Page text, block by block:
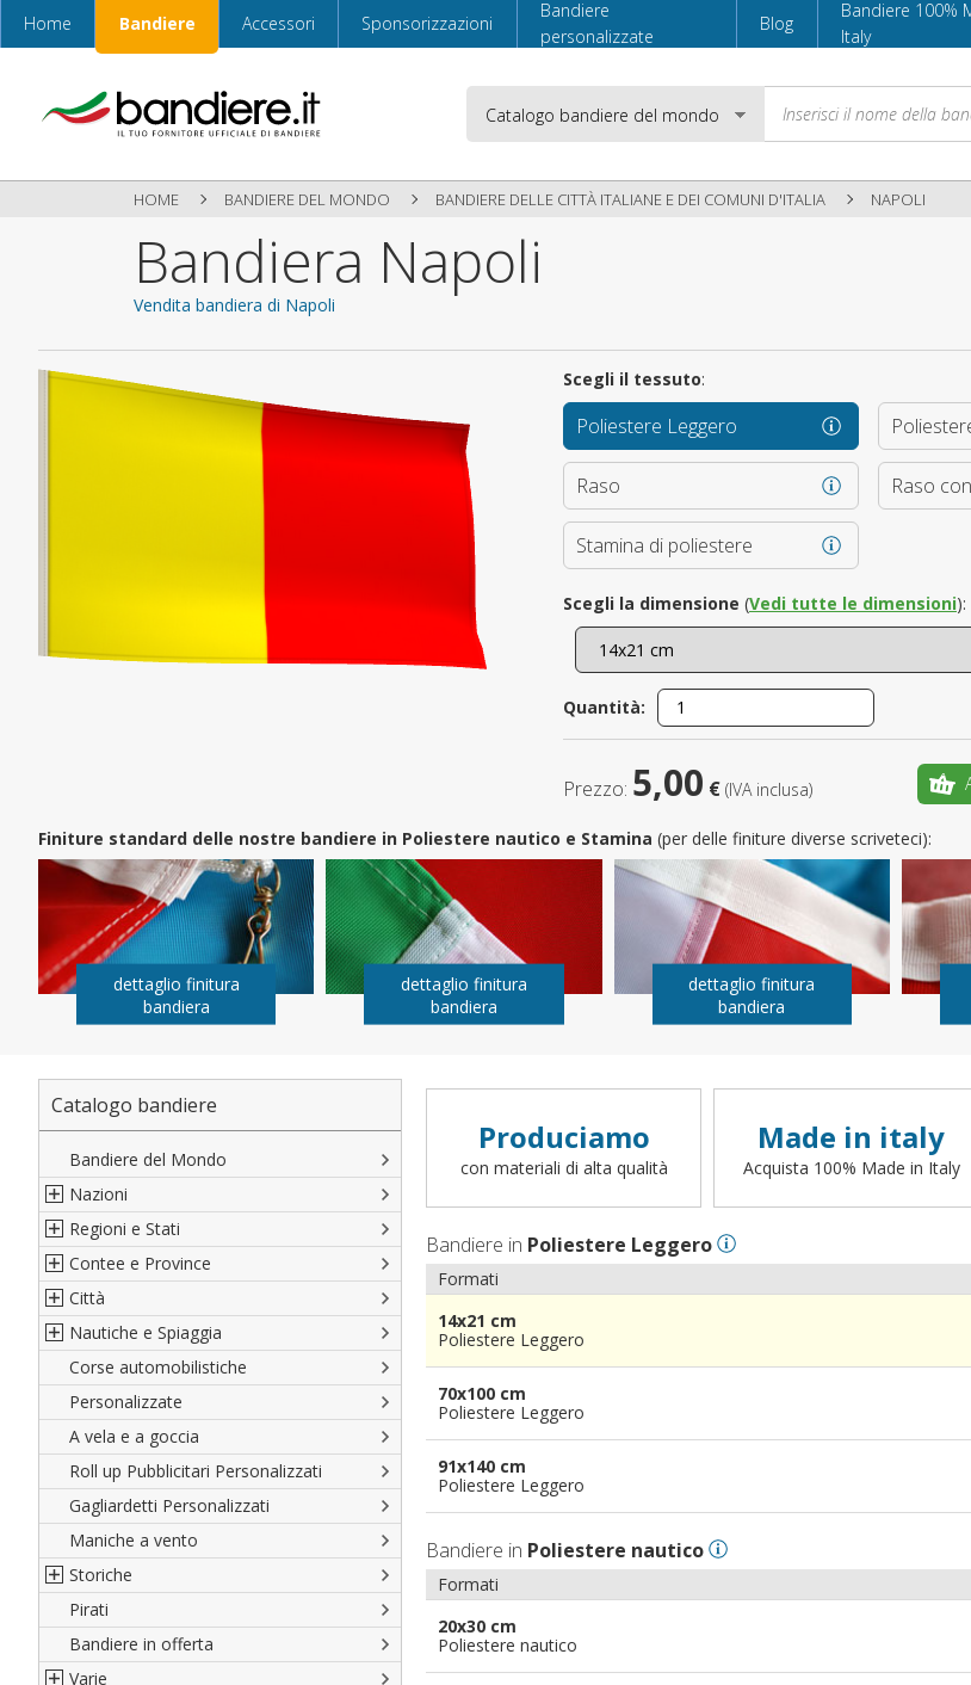
Home Bandiere Accessori Sponsorizzazioni
Bandiere
personalizzate
Blog
Bandiere 100%
Italy
È
HOME BANDIERE DEL MONDO BANDIERE DELLE CITTÀ ITALIANE E DEI COMUNI D'ITALIA NAPOLI
Bandiera Napoli
Vendita bandiera di Napoli
Scegli il tessuto:
Poliestere Leggero
Raso Raso
Stamina di poliestere
Scegli la dimensione (Vedi tutte le dimensioni):
Quantità:
Prezzo: 5,00 € (IVA inclusa)
Finiture standard delle nostre bandiere in Poliestere nautico e Stamina (per delle finiture diverse scriveteci):
dettaglio finitura
bandiera
dettaglio finitura
bandiera
dettaglio finitura
bandiera
Catalogo bandiere
Bandiere del Mondo
Nazioni
Nord America
Sud America
Europa
Africa
Asia
Oceania
Regioni e Stati
Regioni italiane
Territori Italiani
Stati USA
Francesi
Spagnole
Austriache
Tedesche
Regioni varie
Contee e Province
Cantoni Svizzeri
Province Italiane
Province Spagnole
Francia d'oltremare
Territori britannici d'oltremare
Varie Province del Mondo
Città
Città Italiane
Città spagnole
Città francesi
Città del mondo
Nautiche e Spiaggia
Militari e Mercantili
Codice internazionale nautico
Gran Pavese
Da spiaggia
Di cortesia
Corse automobilistiche
Personalizzate
A vela e a goccia
Roll up Pubblicitari Personalizzati
Gagliardetti Personalizzati
Maniche a vento
Storiche
Italiane
Porte di Milano
Francesi
Pirati
Bandiere in offerta
Varie
Produciamo
con materiali di alta qualità
Made in italy
Acquista 100% Made in Italy
Bandiere in Poliestere Leggero
Formati
14x21 cm
Poliestere Leggero
70x100 cm
Poliestere Leggero
91x140 cm
Poliestere Leggero
Bandiere in Poliestere nautico
Formati
20x30 cm
Poliestere nautico